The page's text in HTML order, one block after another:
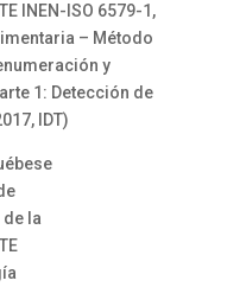
INEN-ISO 6579-1,
– Método
y
1: Detección de
IDT)
la